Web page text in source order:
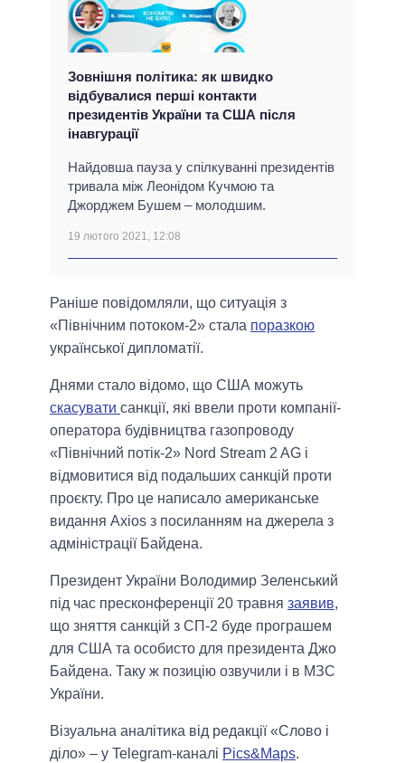
Зовнішня політика: як швидко
відбувалися перші контакти
президентів України та США після
інавгурації
Найдовша пауза у спілкуванні президентів
тривала між Леонідом Кучмою та
Джорджем Бушем ‒ молодшим.
19 лютого 2021, 12:08
Раніше повідомляли, що ситуація з
«Північним потоком-2» стала поразкою
української дипломатії.
Днями стало відомо, що США можуть
скасувати санкції, які ввели проти компанії-
оператора будівництва газопроводу
«Північний потік-2» Nord Stream 2 AG і
відмовитися від подальших санкцій проти
проєкту. Про це написало американське
видання Axios з посиланням на джерела з
адміністрації Байдена.
Президент України Володимир Зеленський
під час пресконференції 20 травня заявив,
що зняття санкцій з СП-2 буде програшем
для США та особисто для президента Джо
Байдена. Таку ж позицію озвучили і в МЗС
України.
Візуальна аналітика від редакції «Слово і
діло» – у Telegram-каналі Pics&Maps.